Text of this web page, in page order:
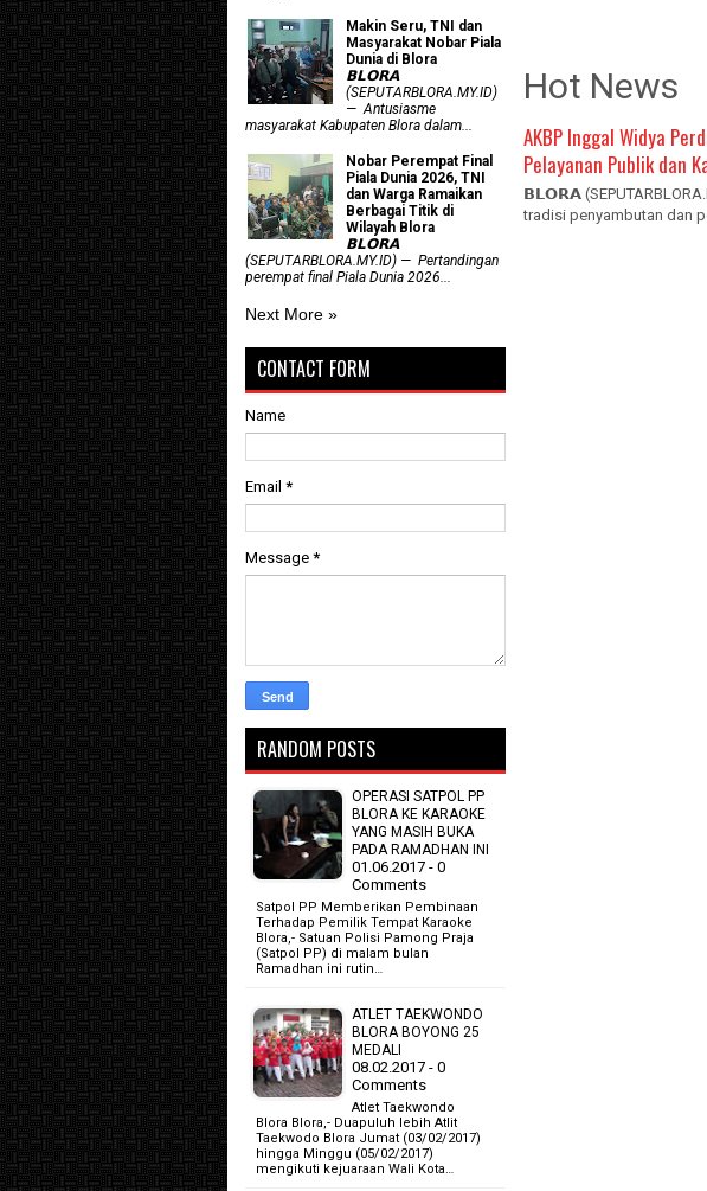
Hot News
AKBP Inggal Widya
Pelayanan Publik dan
𝗕𝗟𝗢𝗥𝗔
tradisi penyambutan dan
Makin Seru, TNI dan
Masyarakat Nobar Piala
Dunia di Blora
𝗕𝗟𝗢𝗥𝗔
(SEPUTARBLORA.MY.ID)
— Antusiasme
masyarakat Kabupaten Blora dalam...
Nobar Perempat Final
Piala Dunia 2026, TNI
dan Warga Ramaikan
Berbagai Titik di
Wilayah Blora
𝗕𝗟𝗢𝗥𝗔
(SEPUTARBLORA.MY.ID) — Pertandingan
perempat final Piala Dunia 2026...
Next More »
CONTACT FORM
Name
Email *
Message *
RANDOM POSTS
OPERASI SATPOL PP
BLORA KE KARAOKE
YANG MASIH BUKA
PADA RAMADHAN INI
01.06.2017 - 0
Comments
Satpol PP Memberikan Pembinaan
Terhadap Pemilik Tempat Karaoke
Blora,- Satuan Polisi Pamong Praja
(Satpol PP) di malam bulan
Ramadhan ini rutin…
ATLET TAEKWONDO
BLORA BOYONG 25
MEDALI
08.02.2017 - 0
Comments
Atlet Taekwondo
Blora Blora,- Duapuluh lebih Atlit
Taekwodo Blora Jumat (03/02/2017)
hingga Minggu (05/02/2017)
mengikuti kejuaraan Wali Kota…